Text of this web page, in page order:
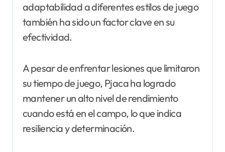
adaptabilidad a diferentes estilos de juego
también ha sido un factor clave en su
efectividad.
A pesar de enfrentar lesiones que limitaron
su tiempo de juego, Pjaca ha logrado
mantener un alto nivel de rendimiento
cuando está en el campo, lo que indica
resiliencia y determinación.